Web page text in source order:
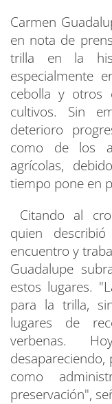
Carmen
en nota de
trilla en la
especialmente
cebolla y otros
cultivos. Sin
deterioro
como de los
agrícolas,
tiempo pone en
Citando al
quien
encuentro y
Guadalupe
estos lugares.
para la trilla,
lugares de
verbenas.
como
preservación",